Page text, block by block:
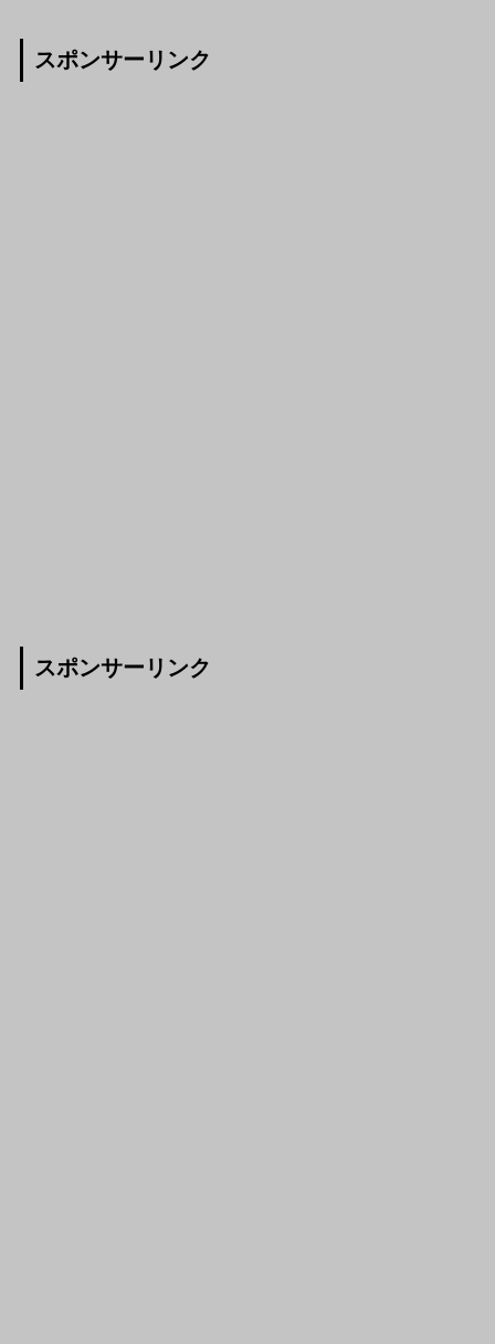
スポンサーリンク
スポンサーリンク